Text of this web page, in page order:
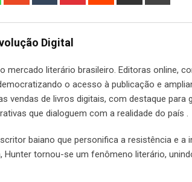
Digital
literário brasileiro. Editoras online,
o acesso à publicação e
vendas de livros digitais, com destaque para
que dialoguem com a realidade do país .
baiano que personifica a resistência e a
tornou-se um fenômeno literário,